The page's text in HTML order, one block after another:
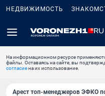
НЕДВИЖИМОСТЬ
На информационном ресурсе
файлы. Оставаясь на сайте, вы
согласиена их использование.
Арест топ-менеджеров ЭФКО